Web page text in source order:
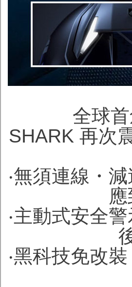
全球
SHARK 再次
‧無須連線・
‧主動式安全
‧黑科技免改